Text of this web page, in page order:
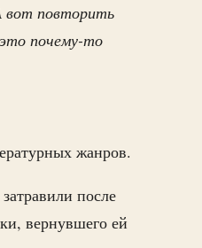
вот повторить
почему-то
жанров.
после
вернувшего ей